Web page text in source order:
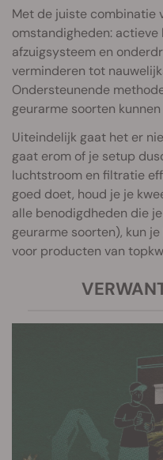
Met de juiste combinatie
omstandigheden: actieve
afzuigsysteem en
verminderen tot
Ondersteunende
geurarme soorten
Uiteindelijk gaat het er
gaat erom of je setup
luchtstroom en filtratie
goed doet, houd je je
alle benodigdheden die
geurarme soorten), kun
voor producten van